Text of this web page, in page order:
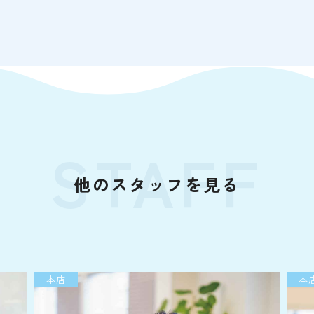
STAFF
他のスタッフを見る
本店 本店